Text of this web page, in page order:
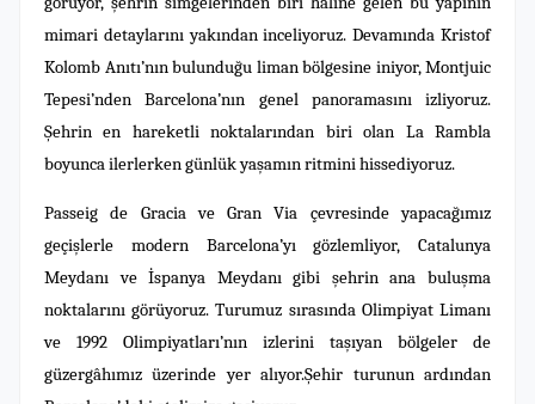
mimari detaylarını yakından inceliyoruz. Devamında Kristof
Kolomb Anıtı’nın bulunduğu liman bölgesine iniyor, Montjuic
Tepesi’nden Barcelona’nın genel panoramasını izliyoruz.
Şehrin en hareketli noktalarından biri olan La Rambla
boyunca ilerlerken günlük yaşamın ritmini hissediyoruz.
Passeig de Gracia ve Gran Via çevresinde yapacağımız
geçişlerle modern Barcelona’yı gözlemliyor, Catalunya
Meydanı ve İspanya Meydanı gibi şehrin ana buluşma
noktalarını görüyoruz. Turumuz sırasında Olimpiyat Limanı
ve 1992 Olimpiyatları’nın izlerini taşıyan bölgeler de
güzergâhımız üzerinde yer alıyor.Şehir turunun ardından